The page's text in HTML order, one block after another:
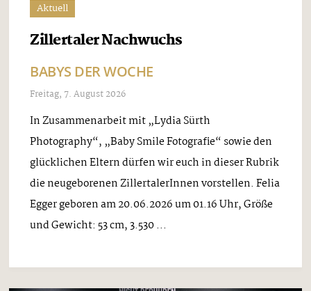
Aktuell
Zillertaler Nachwuchs
BABYS DER WOCHE
Freitag, 7. August 2026
In Zusammenarbeit mit „Lydia Sürth
Photography“, „Baby Smile Fotografie“ sowie den
glücklichen Eltern dürfen wir euch in dieser Rubrik
die neugeborenen ZillertalerInnen vorstellen. Felia
Egger geboren am 20.06.2026 um 01.16 Uhr, Größe
und Gewicht: 53 cm, 3.530 ...